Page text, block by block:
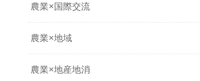
農業×国際交流
農業×地域
農業×地産地消